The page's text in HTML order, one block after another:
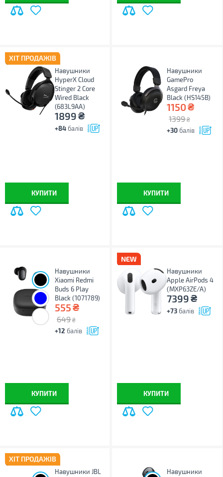
ХІТ ПРОДАЖІВ
Навушники
HyperX Cloud
Stinger 2 Core
Wired Black
(683L9AA)
1899₴
+84 балів
КУПИТИ
Навушники
GamePro
Asgard Freya
Black (HS145B)
1150₴
1399 ₴
+30 балів
КУПИТИ
Навушники
Xiaomi Redmi
Buds 6 Play
Black (1071789)
555₴
649 ₴
+12 балів
КУПИТИ
Навушники
Apple AirPods 4
(MXP63ZE/A)
7399₴
+73 балів
КУПИТИ
ХІТ ПРОДАЖІВ
Навушники JBL
Навушники